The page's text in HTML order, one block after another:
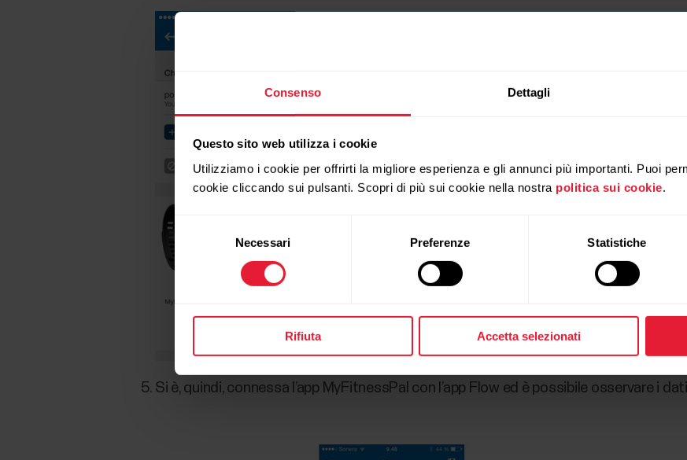
Consenso Dettagli
Questo sito web utilizza i cookie
Utilizziamo i cookie per offrirti la migliore esperienza e gli annunci più importanti. Puoi
cookie cliccando sui pulsanti. Scopri di più sui cookie nella nostra politica sui cookie.
Necessari Preferenze Statistiche
Rifiuta Accetta selezionati
Si è, quindi, connessa l’app MyFitnessPal con l’app Flow ed è possibile osservare i